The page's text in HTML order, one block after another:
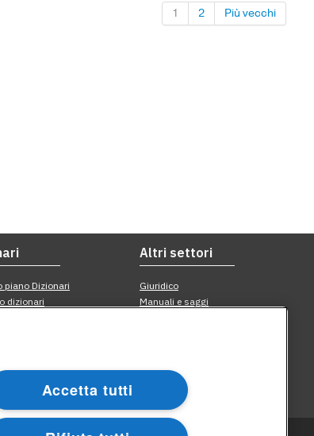
1 2 Più vecchi
Accetta tutti